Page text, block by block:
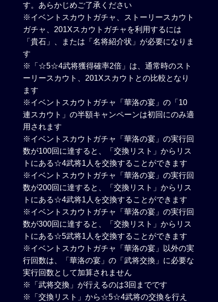
す。あらかじめご了承ください
※イベントスカウトガチャ、ストーリースカウト
ガチャ、201Xスカウトガチャを利用するには
「貴石」、または「名将紹介状」が必要になりま
す
※「☆5☆4武将獲得確率2倍」は、通常時のスト
ーリースカウト、201Xスカウトとの比較となり
ます
※イベントスカウトガチャ「華洛の宴」の「10
連スカウト」の半額キャンペーンは初回にのみ適
用されます
※イベントスカウトガチャ「華洛の宴」の実行回
数が100回に達すると、「交換リスト」からリス
トにある☆4武将1人を交換することができます
※イベントスカウトガチャ「華洛の宴」の実行回
数が200回に達すると、「交換リスト」からリス
トにある☆4武将1人を交換することができます
※イベントスカウトガチャ「華洛の宴」の実行回
数が300回に達すると、「交換リスト」からリス
トにある☆5武将1人を交換することができます
※イベントスカウトガチャ「華洛の宴」以外の実
行回数は、「華洛の宴」の「武将交換」に必要な
実行回数として加算されません
※「武将交換」が行えるのは3回までです
※「交換リスト」から☆5☆4武将の交換を行え